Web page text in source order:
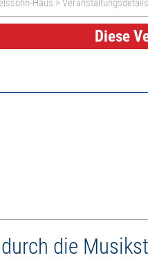
Haus > Veranstaltungsdetails
Diese
die